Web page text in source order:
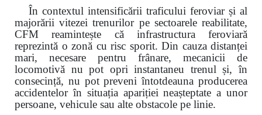
În contextul intensificării traficului feroviar și al
majorării vitezei trenurilor pe sectoarele reabilitate,
CFM reamintește că infrastructura feroviară
reprezintă o zonă cu risc sporit. Din cauza distanței
mari, necesare pentru frânare, mecanicii de
locomotivă nu pot opri instantaneu trenul și, în
consecință, nu pot preveni întotdeauna producerea
accidentelor în situația apariției neașteptate a unor
persoane, vehicule sau alte obstacole pe linie.